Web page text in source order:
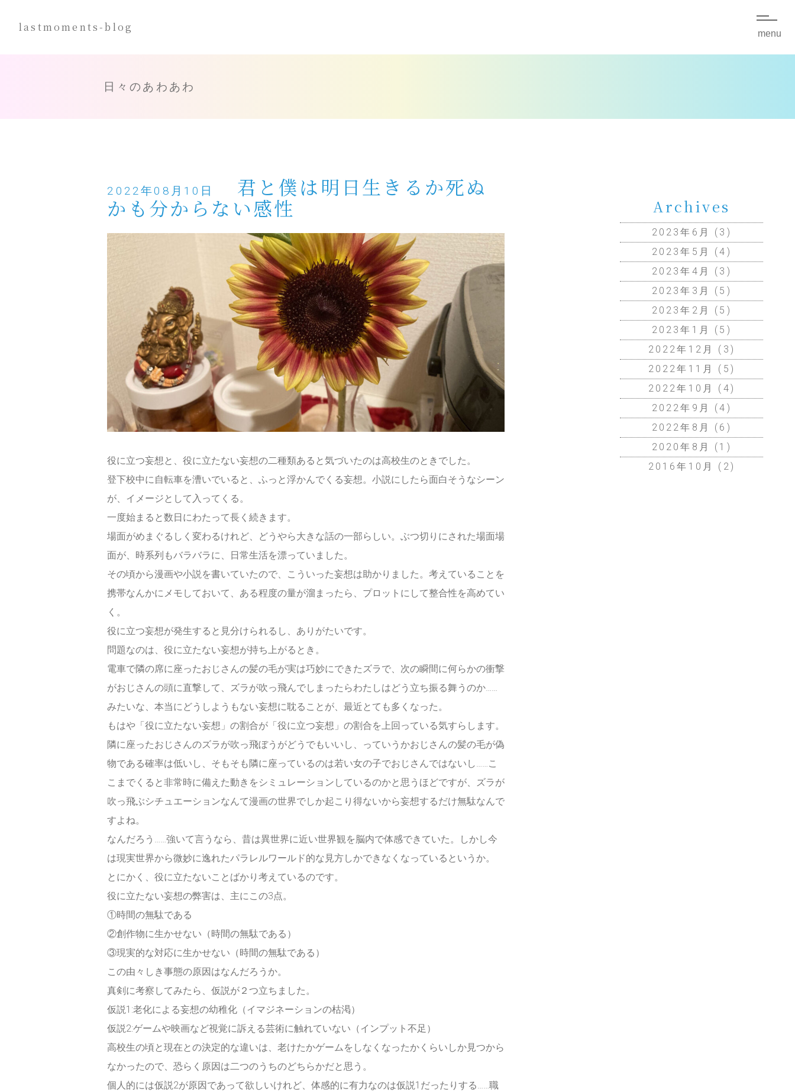
menu
小説
長編小説 SF/ハードボイルド
第33回文学フリマ東京
天野蒼の小説情報サイト。
作品の展示・文学系イベントへの参
加情報を配信しています
WEB通販 ONLINE
本の購入はこちらから
BLOG
2022〜2023
2021〜2022
2020〜2021
お問合わせ MAIL
ご質問・ご相談等ございましたら、
以下のフォームよりお問い合わせく
ださい。
嬉しいです。
lastmoments-blog
日々のあわあわ
2022年08月10日 君と僕は明日生きるか死ぬ
かも分からない感性
役に立つ妄想と、役に立たない妄想の二種類あると気づいたのは高校生のときでした。
登下校中に自転車を漕いでいると、ふっと浮かんでくる妄想。小説にしたら面白そうなシーン
が、イメージとして入ってくる。
一度始まると数日にわたって長く続きます。
場面がめまぐるしく変わるけれど、どうやら大きな話の一部らしい。ぶつ切りにされた場面場
面が、時系列もバラバラに、日常生活を漂っていました。
その頃から漫画や小説を書いていたので、こういった妄想は助かりました。考えていることを
携帯なんかにメモしておいて、ある程度の量が溜まったら、プロットにして整合性を高めてい
く。
役に立つ妄想が発生すると見分けられるし、ありがたいです。
問題なのは、役に立たない妄想が持ち上がるとき。
電車で隣の席に座ったおじさんの髪の毛が実は巧妙にできたズラで、次の瞬間に何らかの衝撃
がおじさんの頭に直撃して、ズラが吹っ飛んでしまったらわたしはどう立ち振る舞うのか……
みたいな、本当にどうしようもない妄想に耽ることが、最近とても多くなった。
もはや「役に立たない妄想」の割合が「役に立つ妄想」の割合を上回っている気すらします。
隣に座ったおじさんのズラが吹っ飛ぼうがどうでもいいし、っていうかおじさんの髪の毛が偽
物である確率は低いし、そもそも隣に座っているのは若い女の子でおじさんではないし……こ
こまでくると非常時に備えた動きをシミュレーションしているのかと思うほどですが、ズラが
吹っ飛ぶシチュエーションなんて漫画の世界でしか起こり得ないから妄想するだけ無駄なんで
すよね。
なんだろう……強いて言うなら、昔は異世界に近い世界観を脳内で体感できていた。しかし今
は現実世界から微妙に逸れたパラレルワールド的な見方しかできなくなっているというか。
とにかく、役に立たないことばかり考えているのです。
役に立たない妄想の弊害は、主にこの3点。
①時間の無駄である
②創作物に生かせない（時間の無駄である）
③現実的な対応に生かせない（時間の無駄である）
この由々しき事態の原因はなんだろうか。
真剣に考察してみたら、仮説が２つ立ちました。
仮説1:老化による妄想の幼稚化（イマジネーションの枯渇）
仮説2:ゲームや映画など視覚に訴える芸術に触れていない（インプット不足）
高校生の頃と現在との決定的な違いは、老けたかゲームをしなくなったかくらいしか見つから
なかったので、恐らく原因は二つのうちのどちらかだと思う。
個人的には仮説2が原因であって欲しいけれど、体感的に有力なのは仮説1だったりする……職
Archives
2023年6月
(3)
2023年5月
(4)
2023年4月
(3)
2023年3月
(5)
2023年2月
(5)
2023年1月
(5)
2022年12月
(3)
2022年11月
(5)
2022年10月
(4)
2022年9月
(4)
2022年8月
(6)
2020年8月
(1)
2016年10月
(2)